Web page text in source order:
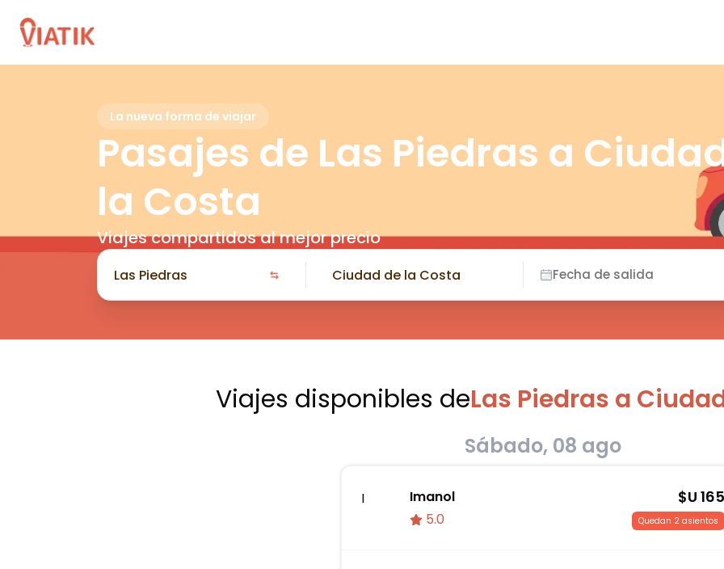
La nueva forma de viajar
Pasajes de Las Piedras a
la Costa
Viajes compartidos al mejor precio
Fecha de salida
Viajes disponibles deLas Piedras a
Sábado, 08 ago
I
Imanol
5.0
$U 165
Quedan 2 asientos